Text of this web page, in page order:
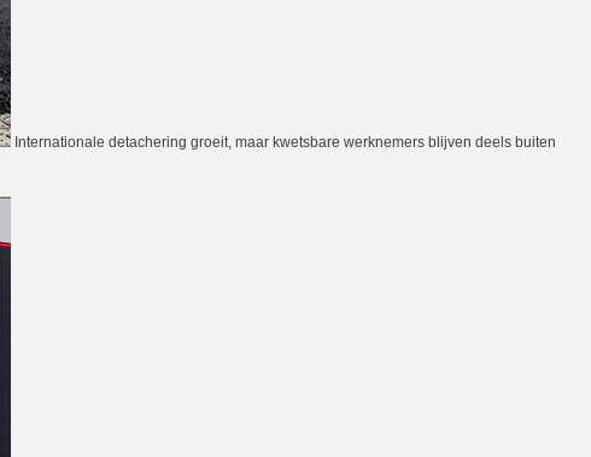
Internationale detachering groeit, maar kwetsbare werknemers blijven deels buiten